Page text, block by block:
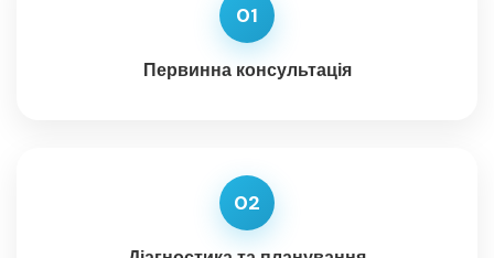
01
Первинна консультація
02